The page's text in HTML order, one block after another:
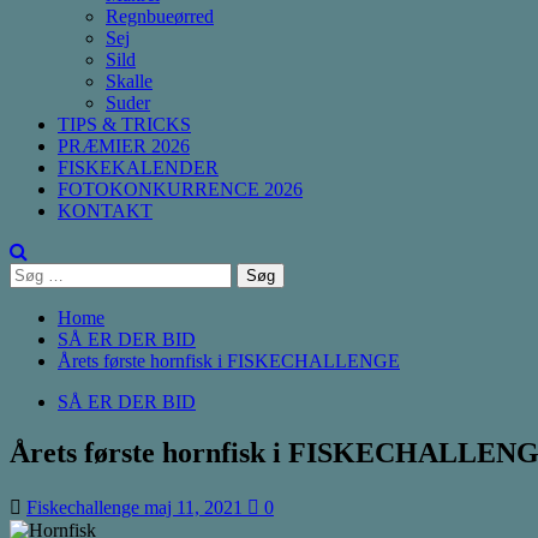
Regnbueørred
Sej
Sild
Skalle
Suder
TIPS & TRICKS
PRÆMIER 2026
FISKEKALENDER
FOTOKONKURRENCE 2026
KONTAKT
Søg
efter:
Home
SÅ ER DER BID
Årets første hornfisk i FISKECHALLENGE
SÅ ER DER BID
Årets første hornfisk i
Fiskechallenge maj 11, 2021 0